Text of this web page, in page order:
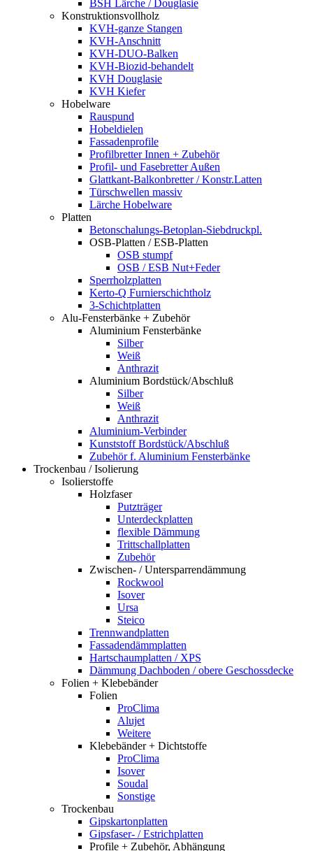
BSH Lärche / Douglasie
Konstruktionsvollholz
KVH-ganze Stangen
KVH-Anschnitt
KVH-DUO-Balken
KVH-Biozid-behandelt
KVH Douglasie
KVH Kiefer
Hobelware
Rauspund
Hobeldielen
Fassadenprofile
Profilbretter Innen + Zubehör
Profil- und Fasebretter Außen
Glattkant-Balkonbretter / Konstr.Latten
Türschwellen massiv
Lärche Hobelware
Platten
Betonschalungs-Betoplan-Siebdruckpl.
OSB-Platten / ESB-Platten
OSB stumpf
OSB / ESB Nut+Feder
Sperrholzplatten
Kerto-Q Furnierschichtholz
3-Schichtplatten
Alu-Fensterbänke + Zubehör
Aluminium Fensterbänke
Silber
Weiß
Anthrazit
Aluminium Bordstück/Abschluß
Silber
Weiß
Anthrazit
Aluminium-Verbinder
Kunststoff Bordstück/Abschluß
Zubehör f. Aluminium Fensterbänke
Trockenbau / Isolierung
Isolierstoffe
Holzfaser
Putzträger
Unterdeckplatten
flexible Dämmung
Trittschallplatten
Zubehör
Zwischen- / Untersparrendämmung
Rockwool
Isover
Ursa
Steico
Trennwandplatten
Fassadendämmplatten
Hartschaumplatten / XPS
Dämmung Dachboden / obere Geschossdecke
Folien + Klebebänder
Folien
ProClima
Alujet
Weitere
Klebebänder + Dichtstoffe
ProClima
Isover
Soudal
Sonstige
Trockenbau
Gipskartonplatten
Gipsfaser- / Estrichplatten
Profile + Zubehör, Abhängung